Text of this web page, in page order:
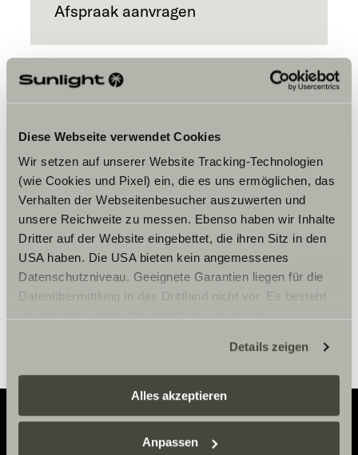
Diese Webseite verwendet Cookies
Wir setzen auf unserer Website Tracking-Technologien
(wie Cookies und Pixel) ein, die es uns ermöglichen, das
Verhalten der Webseitenbesucher auszuwerten und
unsere Reichweite zu messen. Ebenso haben wir Inhalte
Dritter auf der Website eingebettet, die ihren Sitz in den
USA haben. Die USA bieten kein angemessenes
Datenschutzniveau. Geeignete Garantien liegen für die
Datenübermittlung in das Drittland nicht vor. Es besteht
zustehen. Eingesetzte Dienstleister können Daten für
eigene Zwecke verarbeiten und mit anderen Daten
zusammenführen. Weitere Informationen finden Sie hier:
Datenschutzerklärung
einzelne Cookies/Dienste in den Einstellungen aus,
Details zeigen
Alles akzeptieren
Anpassen
Afspraak aanvragen
Accepteer marketing-cookies om
de tour te bekijken.
Cookie-instellingen